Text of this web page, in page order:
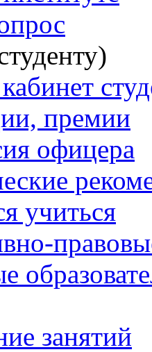
премии
офицера
учиться
занятий